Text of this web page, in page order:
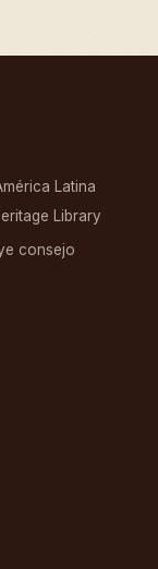
Latina
Library
consejo